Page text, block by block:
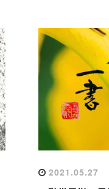
2021.05.27